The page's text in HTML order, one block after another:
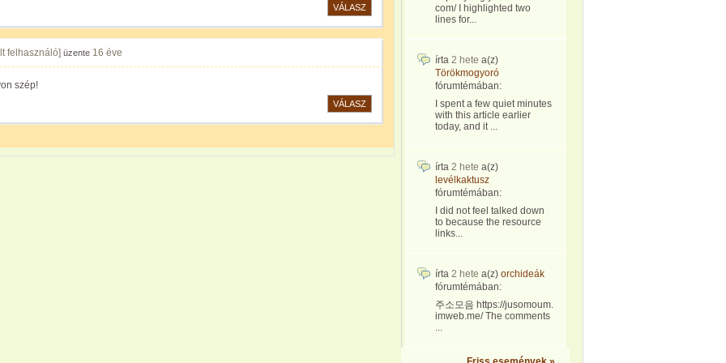
VÁLASZ
felhasználó] üzente 16 éve
szép!
VÁLASZ
com/ I highlighted two
lines for...
írta 2 hete a(z)
Törökmogyoró
fórumtémában:
I spent a few quiet minutes
with this article earlier
today, and it ...
írta 2 hete a(z)
levélkaktusz
fórumtémában:
I did not feel talked down
to because the resource
links...
írta 2 hete a(z) orchideák
fórumtémában:
주소모음 https://jusomoum.
imweb.me/ The comments
...